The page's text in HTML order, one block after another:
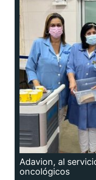
Adavion, al
oncológicos